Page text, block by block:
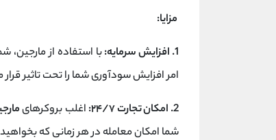
مزایا:
1. افزایش سرمایه:
با استفاده از
امر افزایش سود‌آوری شما را تحت تاثیر
2. امکان تجارت ۲۴/۷:
اغلب بروکرهای
شما امکان معامله در هر زمانی که